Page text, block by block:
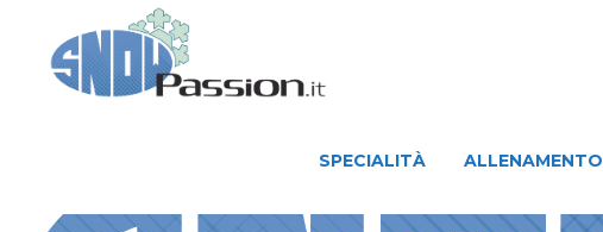
SPECIALITÀ ALLENAMENTO